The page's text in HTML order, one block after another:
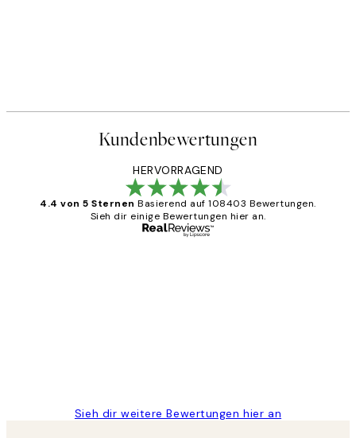
Kundenbewertungen
HERVORRAGEND
4.4 von 5 Sternen Basierend auf 108403 Bewertungen.
Sieh dir einige Bewertungen hier an.
Sieh dir weitere Bewertungen hier an